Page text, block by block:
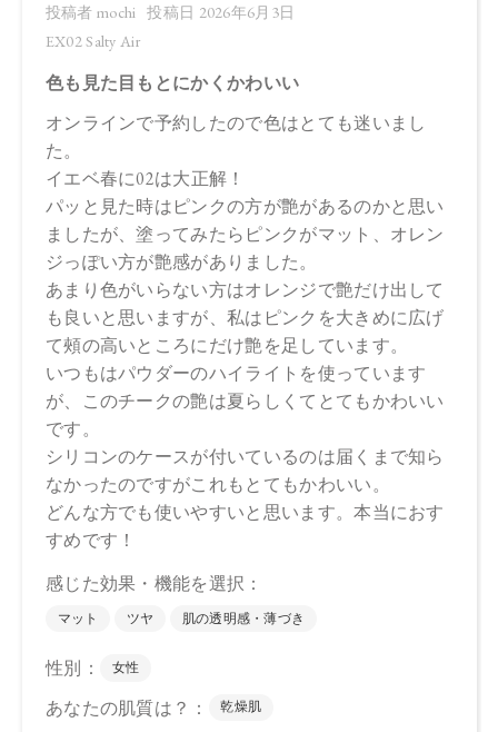
【内容量】
【商品サイズ】
70.0×70.0×63.0㎜
【全成分】
・EX01
上段（マット）：スクワラン、トリイソステアリン酸ポリグ
リセリル－2、合成フルオロフロゴパイト、パルミチン酸デキ
ストリン、シリカ、セラミドNP、ビオチノイルトリペプチド
－1、ステアリン酸亜鉛、水酸化Al、トコフェロール、アルガ
ニアスピノサ核油、オプンチアフィクスインジカ種子油、ホ
ホバ種子油、ローズマリー葉油、オリーブ果実油、カニナバ
ラ果実油、グリセリン、水、パンテノール、酸化チタン、ホ
ウケイ酸（Ca／Al）、マイカ、赤202、黄4、酸化スズ、酸化
下段（ツヤ）：スクワラン、トリイソステアリン酸ポリグリ
セリル－2、ミリスチン酸デキストリン、パルミチン酸デキス
トリン、シリカ、トリ（カプリル酸／カプリン酸）グリセリ
ル、セスキイソステアリン酸ソルビタン、ダイマージリノレ
イル水添ロジン縮合物、セラミドNP、ビオチノイルトリペプ
チド－1、トコフェロール、水酸化Al、アルガニアスピノサ核
ーズマリー葉油、オリーブ果実油、カニナバラ果実油、グリ
カ、酸化チタン、酸化スズ、酸化鉄、赤202
・EX02